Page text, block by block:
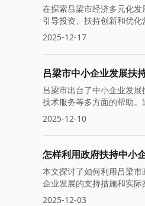
在探索吕梁市经济多元化
引导投资、扶持创新和优
2025-12-17
吕梁市中小企业发展扶
吕梁市出台了中小企业发
技术服务等多方面的帮助。
2025-12-10
怎样利用政府扶持中小
本文探讨了如何利用吕梁
企业发展的支持措施和实际
2025-12-03